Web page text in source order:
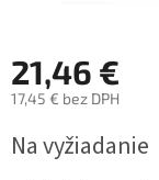
21,46 €
17,45 € bez DPH
cena:
Na vyžiadanie